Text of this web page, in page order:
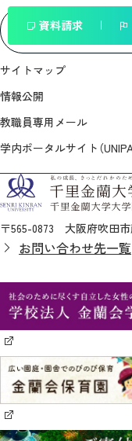
一覧へ戻る
資料請求
サイトマップ
情報公開
教職員専用メール
学内ポータルサイト（UNIPA
〒565-0873 大阪府吹田市
お問い合わせ先一覧